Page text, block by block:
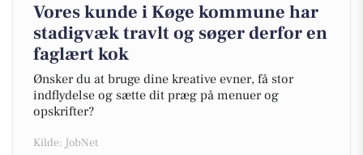
Vores kunde i Køge kommune har
stadigvæk travlt og søger derfor en
faglært kok
Ønsker du at bruge dine kreative evner, få stor
indflydelse og sætte dit præg på menuer og
opskrifter?
Kilde: JobNet